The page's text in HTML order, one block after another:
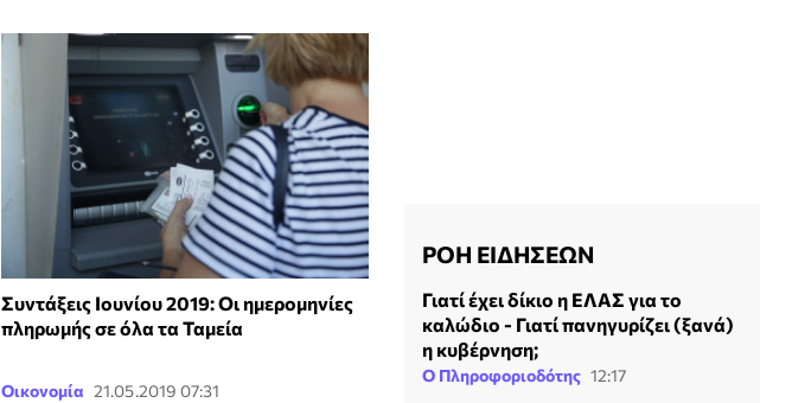
Συντάξεις Ιουνίου 2019: Οι ημερομηνίες
πληρωμής σε όλα τα Ταμεία
Οικονομία 21.05.2019 07:31
ΡΟΗ ΕΙΔΗΣΕΩΝ
Γιατί έχει δίκιο η ΕΛΑΣ για το
καλώδιο - Γιατί πανηγυρίζει (ξανά)
η κυβέρνηση;
Ο Πληροφοριοδότης 12:17